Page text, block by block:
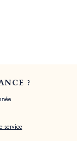
?
service